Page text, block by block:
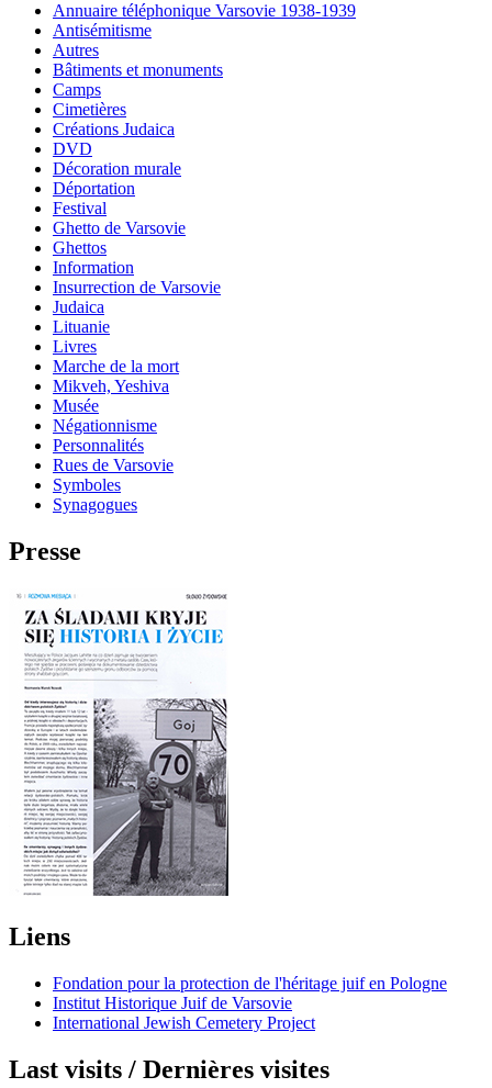
Annuaire téléphonique Varsovie 1938-1939
Antisémitisme
Autres
Bâtiments et monuments
Camps
Cimetières
Créations Judaica
DVD
Décoration murale
Déportation
Festival
Ghetto de Varsovie
Ghettos
Information
Insurrection de Varsovie
Judaica
Lituanie
Livres
Marche de la mort
Mikveh, Yeshiva
Musée
Négationnisme
Personnalités
Rues de Varsovie
Symboles
Synagogues
Presse
Liens
Fondation pour la protection de l'héritage juif en Pologne
Institut Historique Juif de Varsovie
International Jewish Cemetery Project
Last visits / Dernières visites